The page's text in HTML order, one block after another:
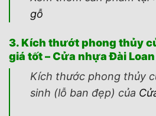
gỗ
3. Kích thướt phong thủy
giá tốt – Cửa nhựa Đài
Kích thước phong thủy
sinh (lỗ ban đẹp) của